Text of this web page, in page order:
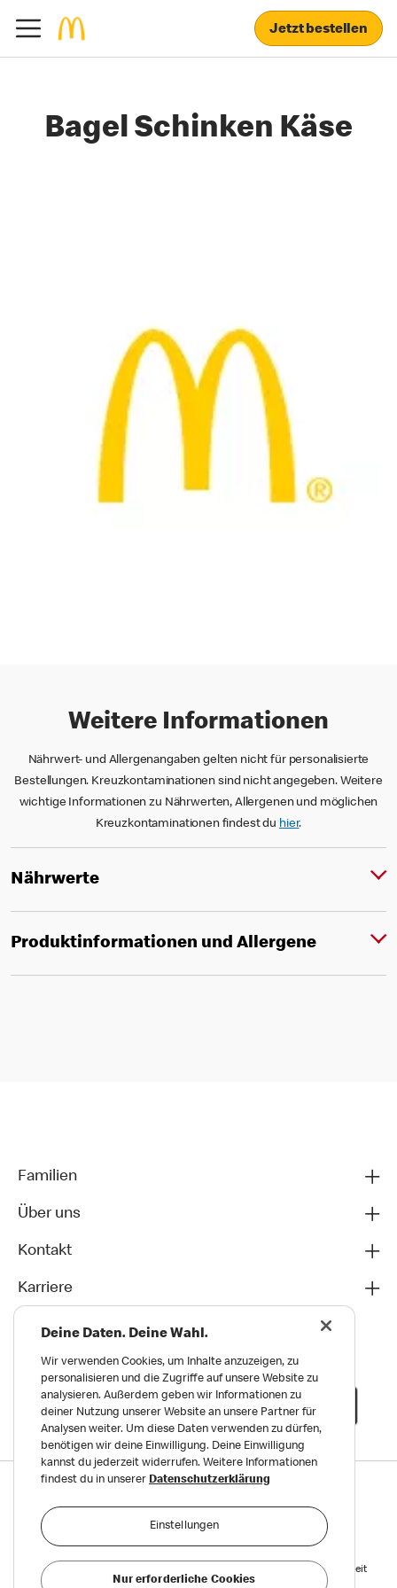
Jetzt bestellen
Bagel Schinken Käse
Weitere Informationen
Nährwert- und Allergenangaben gelten nicht für personalisierte
Bestellungen. Kreuzkontaminationen sind nicht angegeben. Weitere
wichtige Informationen zu Nährwerten, Allergenen und möglichen
Kreuzkontaminationen findest du hier.
Nährwerte
Produktinformationen und Allergene
Familien
Über uns
Kontakt
Karriere
Datenschutz
Reports on Human and Environmental Rights Erklärung zur Barrierefreiheit
Deine Daten. Deine Wahl.
Wir verwenden Cookies, um Inhalte anzuzeigen, zu
personalisieren und die Zugriffe auf unsere Website zu
analysieren. Außerdem geben wir Informationen zu
deiner Nutzung unserer Website an unsere Partner für
Analysen weiter. Um diese Daten verwenden zu dürfen,
benötigen wir deine Einwilligung. Deine Einwilligung
kannst du jederzeit widerrufen. Weitere Informationen
findest du in unserer Datenschutzerklärung
Einstellungen
Nur erforderliche Cookies